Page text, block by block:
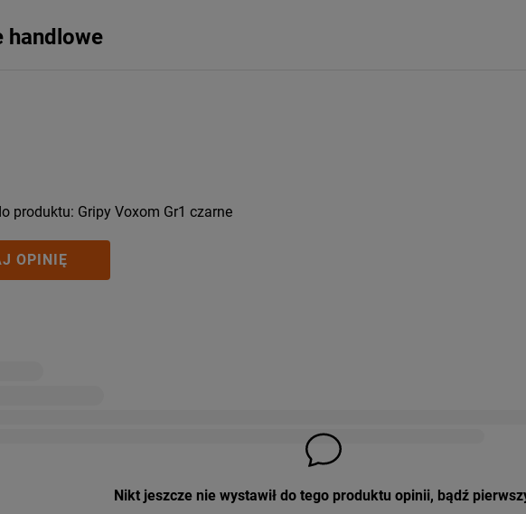
handlowe
produktu: Gripy Voxom Gr1 czarne
OPINIĘ
Nikt jeszcze nie wystawił do tego produktu opinii, bądź